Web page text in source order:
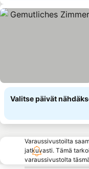
Valitse päivät
Varaussivustoilta
jatkuvasti. Tämä
varaussivustolta